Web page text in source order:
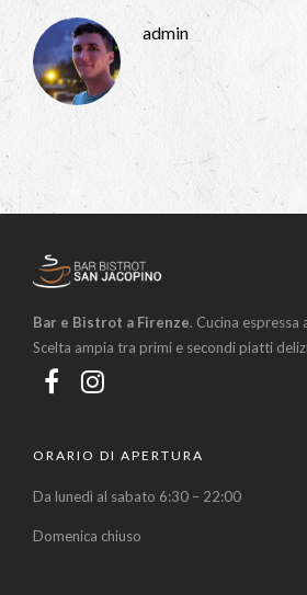
admin
Bar e Bistrot a Firenze. Cucina espressa
Scelta ampia tra primi e secondi piatti
ORARIO DI APERTURA
Da lunedì al sabato 6:30 – 22:00
Domenica chiuso